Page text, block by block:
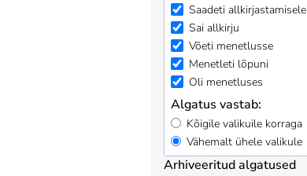
Saadeti allkirjastamisele
Sai allkirju
Võeti menetlusse
Menetleti lõpuni
Oli menetluses
Algatus vastab:
Kõigile valikuile korraga
Vähemalt ühele valikule
Arhiveeritud algatused